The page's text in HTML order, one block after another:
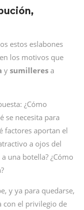
estos eslabones
los motivos que
y sumilleres a
¿Cómo
se necesita para
factores aportan el
a ojos del
una botella? ¿Cómo
y ya para quedarse,
con el privilegio de